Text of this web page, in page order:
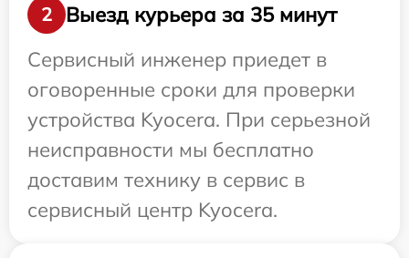
2
Выезд курьера за 35 минут
Сервисный инженер приедет в
оговоренные сроки для проверки
устройства Kyocera. При серьезной
неисправности мы бесплатно
доставим технику в сервис в
сервисный центр Kyocera.